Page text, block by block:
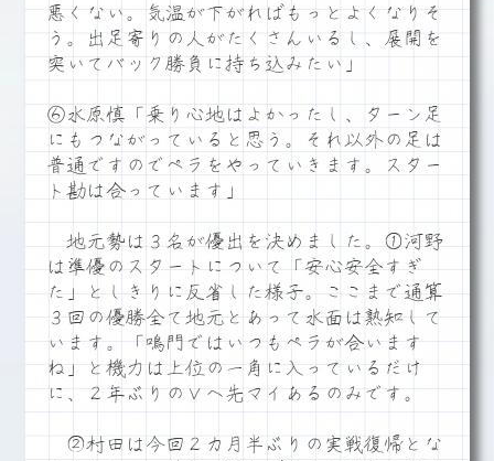
悪くない。気温が下がればもっとよくなりそ
う。出足寄りの人がたくさんいるし、展開を
突いてバック勝負に持ち込みたい」
⑥水原慎「乗り心地はよかったし、ターン足
にもつながっていると思う。それ以外の足は
普通ですのでペラをやっていきます。スター
ト勘は合っています」
地元勢は３名が優出を決めました。①河野
は準優のスタートについて「安心安全すぎ
た」としきりに反省した様子。ここまで通算
３回の優勝全て地元とあって水面は熟知して
います。「鳴門ではいつもペラが合います
ね」と機力は上位の一角に入っているだけ
に、２年ぶりのＶへ先マイあるのみです。
②村田は今回２カ月半ぶりの実戦復帰とな